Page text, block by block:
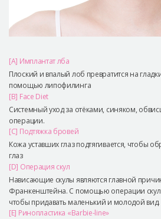
[A] Имплантат лба
Плоский и впалый лоб превратится на
помощью липофилинга
[B] Face Diet
Системный уход за отёками, синяком,
операции.
[C] Подтяжка бровей
Кожа уставших глаз подтягивается, чтобы
глаз
[D] Операция скул
Нависающие скулы являются главной
Франкенштейна. С помощью операции скул
чтобы придавать маленький и молодой вид.
[E] Ринопластика «Barbie-line»